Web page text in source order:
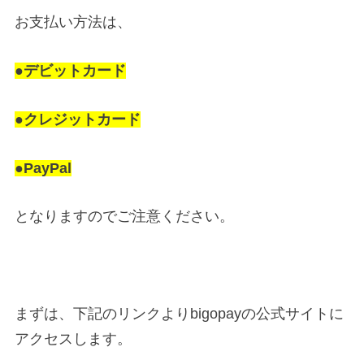
お支払い方法は、
●デビットカード
●クレジットカード
●PayPal
となりますのでご注意ください。
まずは、下記のリンクよりbigopayの公式サイトに
アクセスします。